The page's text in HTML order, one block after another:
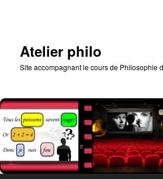
Atelier philo
Site accompagnant le cours de Philosophie